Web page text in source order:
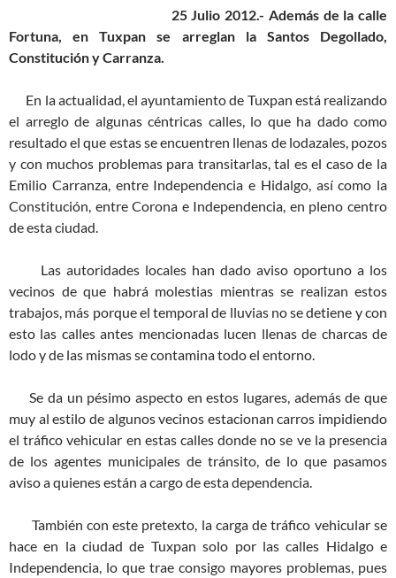
25 Julio 2012.- Además de la calle
Fortuna, en Tuxpan se arreglan la Santos Degollado,
Constitución y Carranza.
En la actualidad, el ayuntamiento de Tuxpan está realizando
el arreglo de algunas céntricas calles, lo que ha dado como
resultado el que estas se encuentren llenas de lodazales, pozos
y con muchos problemas para transitarlas, tal es el caso de la
Emilio Carranza, entre Independencia e Hidalgo, así como la
Constitución, entre Corona e Independencia, en pleno centro
de esta ciudad.
Las autoridades locales han dado aviso oportuno a los
vecinos de que habrá molestias mientras se realizan estos
trabajos, más porque el temporal de lluvias no se detiene y con
esto las calles antes mencionadas lucen llenas de charcas de
lodo y de las mismas se contamina todo el entorno.
Se da un pésimo aspecto en estos lugares, además de que
muy al estilo de algunos vecinos estacionan carros impidiendo
el tráfico vehicular en estas calles donde no se ve la presencia
de los agentes municipales de tránsito, de lo que pasamos
aviso a quienes están a cargo de esta dependencia.
También con este pretexto, la carga de tráfico vehicular se
hace en la ciudad de Tuxpan solo por las calles Hidalgo e
Independencia, lo que trae consigo mayores problemas, pues